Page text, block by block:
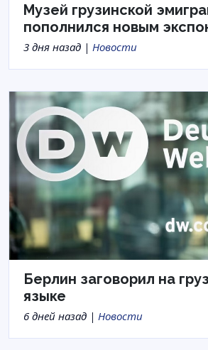
Музей грузинской
пополнился новым
3 дня назад | Новости
Берлин заговорил на
языке
6 дней назад | Новости